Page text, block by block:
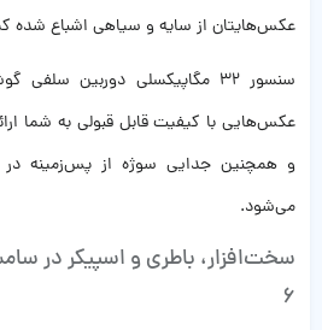
عکس‌‌هایتان از سایه و سیاهی اشباع شده
عکس‌‌‌هایی با کیفیت قابل قبولی به شما
و همچنین جدایی سوژه از پس‌زمینه در
می‌شود.
6